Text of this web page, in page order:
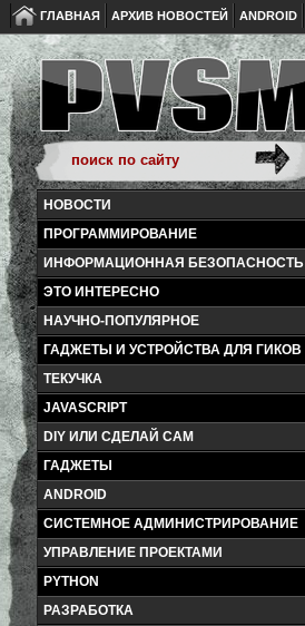
ГЛАВНАЯ АРХИВ НОВОСТЕЙ ANDROID
НОВОСТИ
ПРОГРАММИРОВАНИЕ
ИНФОРМАЦИОННАЯ БЕЗОПАСНОСТЬ
ЭТО ИНТЕРЕСНО
НАУЧНО-ПОПУЛЯРНОЕ
ГАДЖЕТЫ И УСТРОЙСТВА ДЛЯ ГИКОВ
ТЕКУЧКА
JAVASCRIPT
DIY ИЛИ СДЕЛАЙ САМ
ГАДЖЕТЫ
ANDROID
СИСТЕМНОЕ АДМИНИСТРИРОВАНИЕ
УПРАВЛЕНИЕ ПРОЕКТАМИ
PYTHON
РАЗРАБОТКА